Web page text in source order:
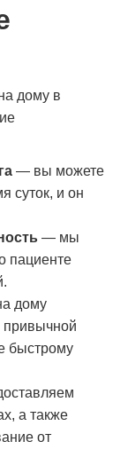
дому в
— вы можете
суток, и он
— мы
пациенте
дому
привычной
быстрому
а также
от